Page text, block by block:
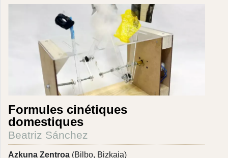
Formules cinétiques
domestiques
Beatriz Sánchez
Azkuna Zentroa (Bilbo, Bizkaia)